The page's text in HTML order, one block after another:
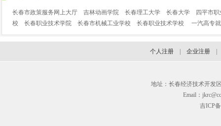
长春市政策服务网上大厅 吉林动画学院 长春理工大学 长春大学
四平市
校
长春职业技术学院 长春市机械工业学校 长春职业技术学校 一汽高专
个人注册 企业注册
地址：长春经济技术开发
Email：
吉ICP